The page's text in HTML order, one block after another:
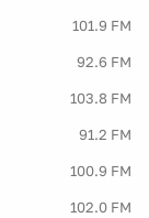
101.9 FM
92.6 FM
103.8 FM
91.2 FM
100.9 FM
102.0 FM